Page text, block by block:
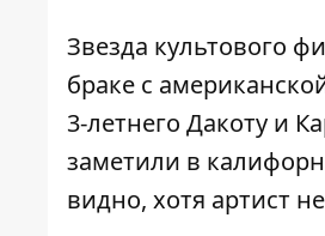
Звезда культового
браке с
3-летнего Дакоту и
заметили в
видно, хотя артист